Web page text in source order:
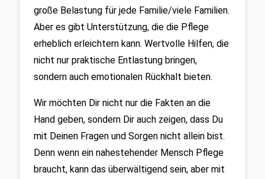
große Belastung für jede Familie/viele Familien.
Aber es gibt Unterstützung, die die Pflege
erheblich erleichtern kann. Wertvolle Hilfen, die
nicht nur praktische Entlastung bringen,
sondern auch emotionalen Rückhalt bieten.
Wir möchten Dir nicht nur die Fakten an die
Hand geben, sondern Dir auch zeigen, dass Du
mit Deinen Fragen und Sorgen nicht allein bist.
Denn wenn ein nahestehender Mensch Pflege
braucht, kann das überwältigend sein, aber mit